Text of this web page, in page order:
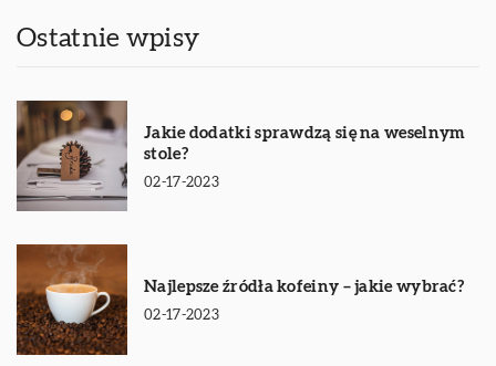
Ostatnie wpisy
Jakie dodatki sprawdzą się na weselnym
stole?
02-17-2023
Najlepsze źródła kofeiny – jakie wybrać?
02-17-2023